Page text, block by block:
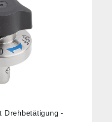
Drehbetätigung -